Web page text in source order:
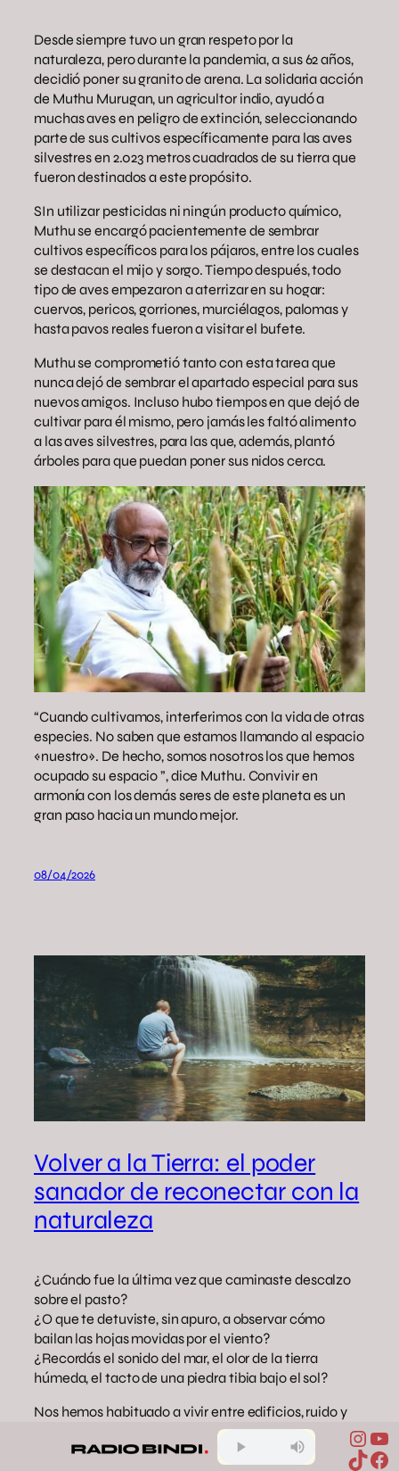
Desde siempre tuvo un gran respeto por la
naturaleza, pero durante la pandemia, a sus 62 años,
decidió poner su granito de arena. La solidaria acción
de Muthu Murugan, un agricultor indio, ayudó a
muchas aves en peligro de extinción, seleccionando
parte de sus cultivos específicamente para las aves
silvestres en 2.023 metros cuadrados de su tierra que
fueron destinados a este propósito.
SIn utilizar pesticidas ni ningún producto químico,
Muthu se encargó pacientemente de sembrar
cultivos específicos para los pájaros, entre los cuales
se destacan el mijo y sorgo. Tiempo después, todo
tipo de aves empezaron a aterrizar en su hogar:
cuervos, pericos, gorriones, murciélagos, palomas y
hasta pavos reales fueron a visitar el bufete.
Muthu se comprometió tanto con esta tarea que
nunca dejó de sembrar el apartado especial para sus
nuevos amigos. Incluso hubo tiempos en que dejó de
cultivar para él mismo, pero jamás les faltó alimento
a las aves silvestres, para las que, además, plantó
árboles para que puedan poner sus nidos cerca.
“Cuando cultivamos, interferimos con la vida de otras
especies. No saben que estamos llamando al espacio
«nuestro». De hecho, somos nosotros los que hemos
ocupado su espacio ”, dice Muthu. Convivir en
armonía con los demás seres de este planeta es un
gran paso hacia un mundo mejor.
08/04/2026
Volver a la Tierra: el poder
sanador de reconectar con la
naturaleza
¿Cuándo fue la última vez que caminaste descalzo
sobre el pasto?
¿O que te detuviste, sin apuro, a observar cómo
bailan las hojas movidas por el viento?
¿Recordás el sonido del mar, el olor de la tierra
húmeda, el tacto de una piedra tibia bajo el sol?
Nos hemos habituado a vivir entre edificios, ruido y
pantallas, conectados a todo… menos a lo esencial.
Corremos detrás del tiempo, de la productividad y de